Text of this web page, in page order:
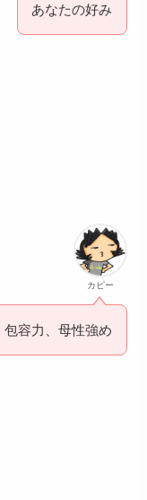
あなたの好み
カピー
包容力、母性強め